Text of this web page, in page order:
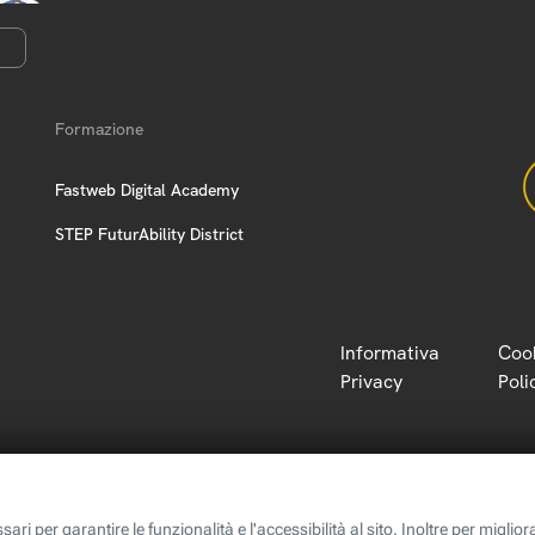
Formazione
Fastweb Digital Academy
STEP FuturAbility District
Informativa
Privacy